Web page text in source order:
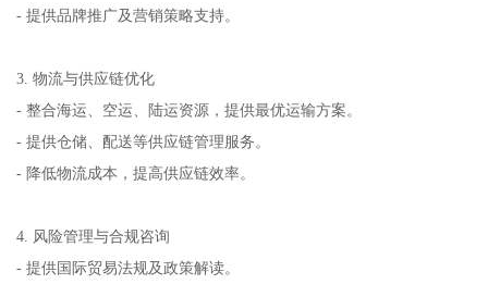
- 提供品牌推广及营销策略支持。
3. 物流与供应链优化
- 整合海运、空运、陆运资源，提供最优运输方案。
- 提供仓储、配送等供应链管理服务。
- 降低物流成本，提高供应链效率。
4. 风险管理与合规咨询
- 提供国际贸易法规及政策解读。